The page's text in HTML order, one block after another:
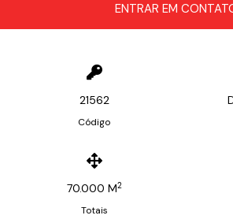
ENTRAR EM
21562
Código
70.000 M2
Totais